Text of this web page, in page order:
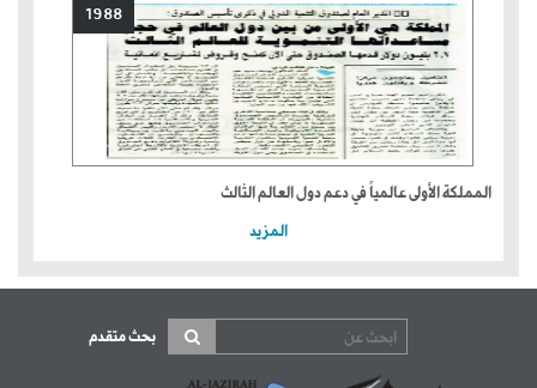
1988
المملكة الأولى عالمياً في دعم دول العالم الثالث
المزيد
بحث متقدم